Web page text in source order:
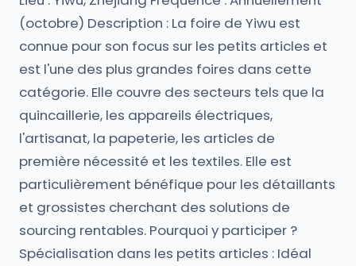
(octobre) Description : La foire de Yiwu est
connue pour son focus sur les petits articles et
est l'une des plus grandes foires dans cette
catégorie. Elle couvre des secteurs tels que la
quincaillerie, les appareils électriques,
l'artisanat, la papeterie, les articles de
première nécessité et les textiles. Elle est
particulièrement bénéfique pour les détaillants
et grossistes cherchant des solutions de
sourcing rentables. Pourquoi y participer ?
Spécialisation dans les petits articles : Idéal